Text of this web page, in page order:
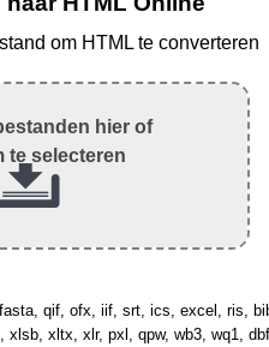
om HTML te converteren
hier of
te selecteren
qif, ofx, iif, srt, ics, excel, ris,
xltx, xlr, pxl, qpw, wb3, wq1,